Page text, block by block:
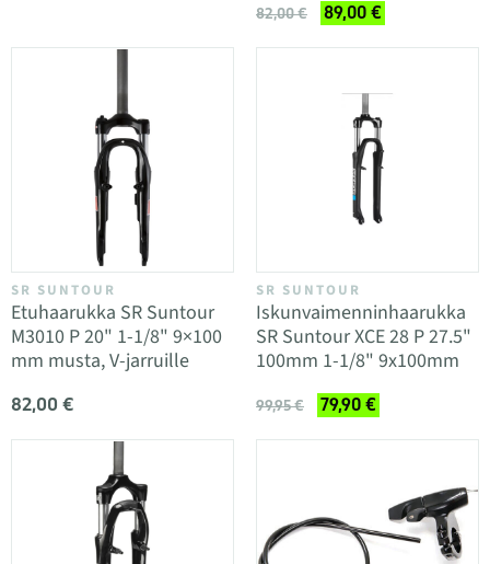
82,00 € 89,00 €
SR SUNTOUR
Etuhaarukka SR Suntour
M3010 P 20" 1-1/8" 9×100
mm musta, V-jarruille
82,00 €
SR SUNTOUR
Iskunvaimenninhaarukka
SR Suntour XCE 28 P 27.5"
100mm 1-1/8" 9x100mm
99,95 € 79,90 €